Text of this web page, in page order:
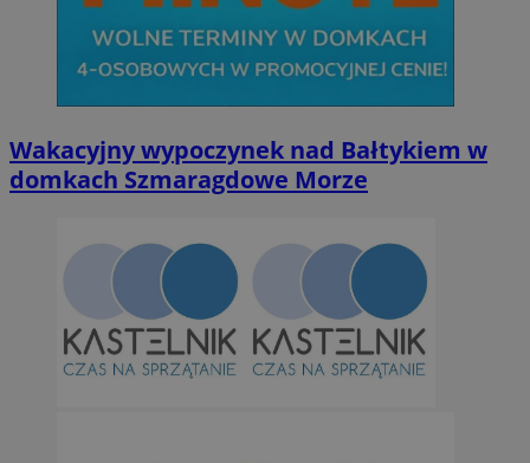
Wakacyjny wypoczynek nad Bałtykiem w
domkach Szmaragdowe Morze
Niesklasyfikowane
Niezbędne Wydajność Targetowanie
Niezbędne pliki cookie umożliwiają korzystanie z podstawowych
takich jak logowanie użytkownika i zarządzanie kontem. Bez
można prawidłowo korzystać ze strony internetowej.
Nazwa
Provider/
Domena